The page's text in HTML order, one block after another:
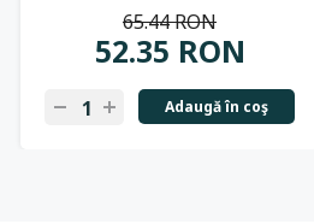
52.35 RON
65.44 RON
Adaugă în coş